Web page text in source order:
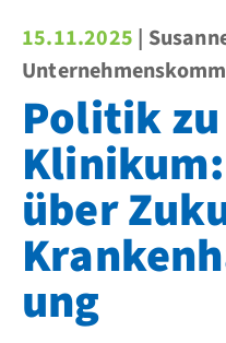
15.11.2025 |
Politik
über
ung